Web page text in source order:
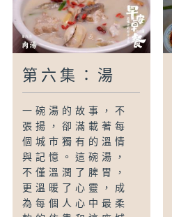
第六集：湯
一碗湯的故事，不
張揚，卻滿載著每
個城市獨有的溫情
與記憶。這碗湯，
不僅溫潤了脾胃，
更溫暖了心靈，成
為每個人心中最柔